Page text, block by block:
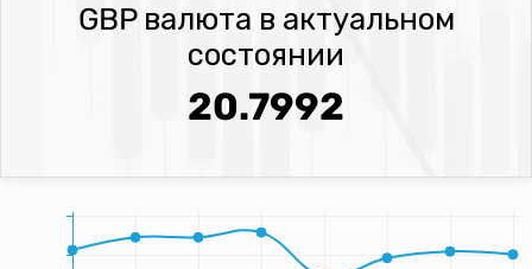
GBP валюта в актуальном
состоянии
20.7992